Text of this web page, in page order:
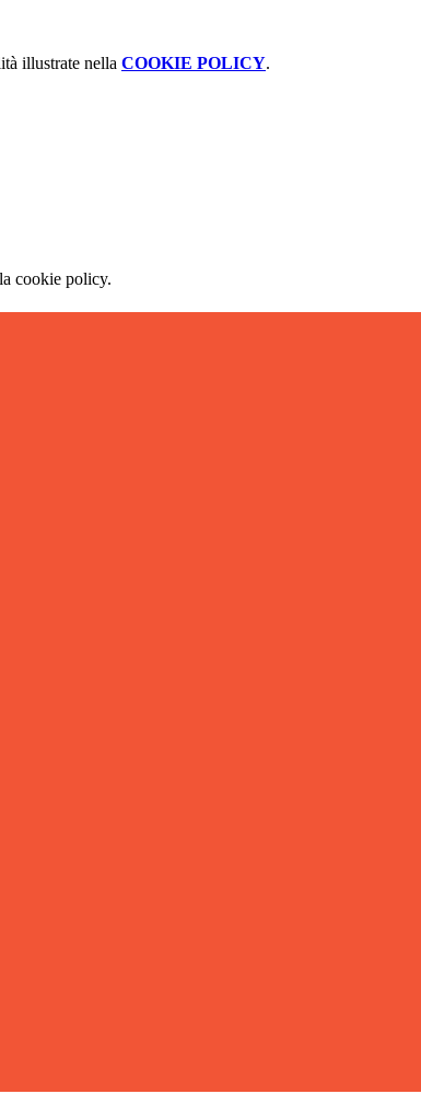
illustrate nella COOKIE POLICY.
cookie policy.